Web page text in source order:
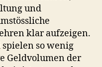
und
klar aufzeigen.
so wenig
Geldvolumen der